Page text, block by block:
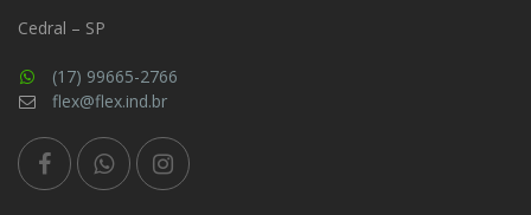
Cedral – SP
(17) 99665-2766
flex@flex.ind.br